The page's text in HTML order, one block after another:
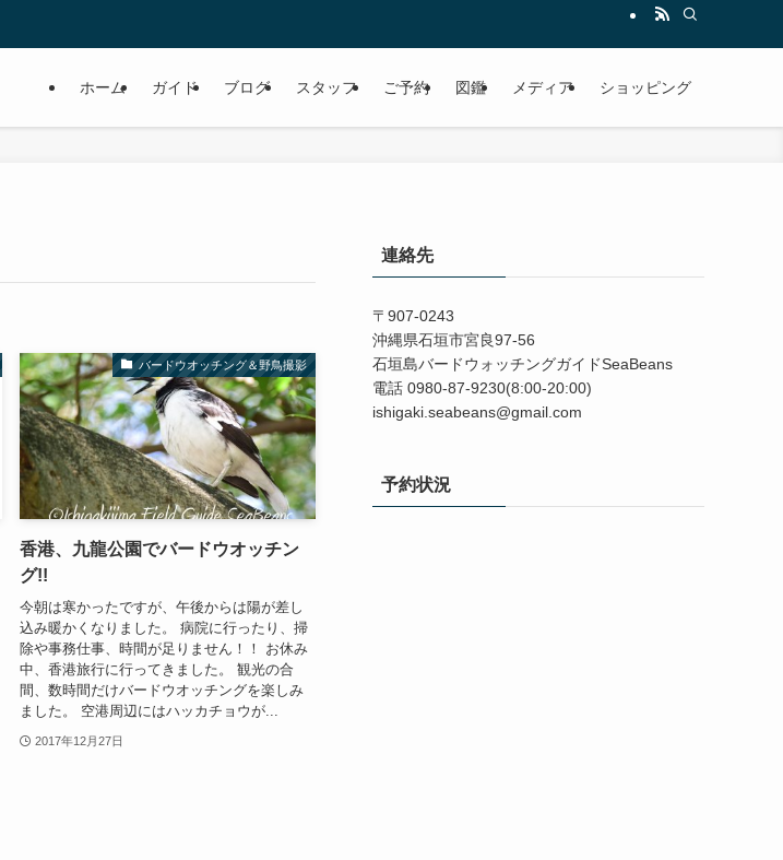
ホーム ガイド ブログ スタッフ ご予約 図鑑 メディア ショッピング
バードウオッチング＆野鳥撮影
香港、九龍公園でバードウオッチン
グ!!
今朝は寒かったですが、午後からは陽が差し
込み暖かくなりました。 病院に行ったり、掃
除や事務仕事、時間が足りません！！ お休み
中、香港旅行に行ってきました。 観光の合
間、数時間だけバードウオッチングを楽しみ
ました。 空港周辺にはハッカチョウが...
2017年12月27日
連絡先
〒907-0243
沖縄県石垣市宮良97-56
石垣島バードウォッチングガイドSeaBeans
電話 0980-87-9230(8:00-20:00)
ishigaki.seabeans@gmail.com
予約状況